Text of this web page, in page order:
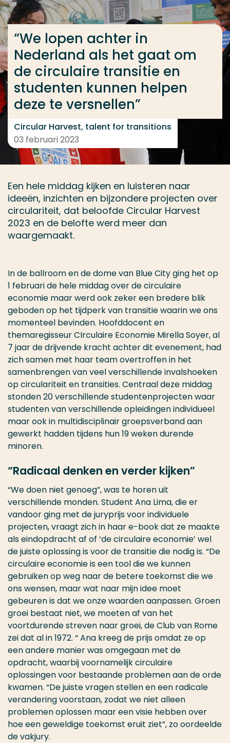
Ga direct naar de content
... > “We lopen achter in Nederland als het gaat
“We lopen achter in
Nederland als het gaat om
de circulaire transitie en
studenten kunnen helpen
deze te versnellen”
Circular Harvest, talent for transitions
03 februari 2023
Een hele middag kijken en luisteren naar
ideeën, inzichten en bijzondere projecten over
circulariteit, dat beloofde Circular Harvest
2023 en de belofte werd meer dan
waargemaakt.
In de ballroom en de dome van Blue City ging het op
1 februari de hele middag over de circulaire
economie maar werd ook zeker een bredere blik
geboden op het tijdperk van transitie waarin we ons
momenteel bevinden. Hoofddocent en
themaregisseur CIrculaire Economie Mirella Soyer, al
7 jaar de drijvende kracht achter dit evenement, had
zich samen met haar team overtroffen in het
samenbrengen van veel verschillende invalshoeken
op circulariteit en transities. Centraal deze middag
stonden 20 verschillende studentenprojecten waar
studenten van verschillende opleidingen individueel
maar ook in multidisciplinair groepsverband aan
gewerkt hadden tijdens hun 19 weken durende
minoren.
“Radicaal denken en verder kijken”
“We doen niet genoeg”, was te horen uit
verschillende monden. Student Ana Lima, die er
vandoor ging met de juryprijs voor individuele
projecten, vraagt zich in haar e-book dat ze maakte
als eindopdracht af of ‘de circulaire economie’ wel
de juiste oplossing is voor de transitie die nodig is. “De
circulaire economie is een tool die we kunnen
gebruiken op weg naar de betere toekomst die we
ons wensen, maar wat naar mijn idee moet
gebeuren is dat we onze waarden aanpassen. Groen
groei bestaat niet, we moeten af van het
voortdurende streven naar groei, de Club van Rome
zei dat al in 1972. “ Ana kreeg de prijs omdat ze op
een andere manier was omgegaan met de
opdracht, waarbij voornamelijk circulaire
oplossingen voor bestaande problemen aan de orde
kwamen. “De juiste vragen stellen en een radicale
verandering voorstaan, zodat we niet alleen
problemen oplossen maar een visie hebben over
hoe een geweldige toekomst eruit ziet”, zo oordeelde
de vakjury.
Veel gezocht
Opleiding
Contact